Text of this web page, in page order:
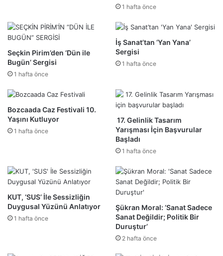
1 hafta önce
Seçkin Pirim’den ‘Dün ile
Bugün’ Sergisi
1 hafta önce
İş Sanat’tan ‘Yan Yana’
Sergisi
1 hafta önce
Bozcaada Caz Festivali 10.
Yaşını Kutluyor
1 hafta önce
17. Gelinlik Tasarım
Yarışması İçin Başvurular
Başladı
1 hafta önce
KUT, ‘SUS’ İle Sessizliğin
Duygusal Yüzünü Anlatıyor
1 hafta önce
Şükran Moral: ‘Sanat Sadece
Sanat Değildir; Politik Bir
Duruştur’
2 hafta önce